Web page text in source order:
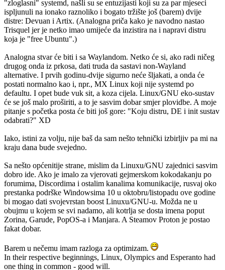
"zloglasni" systemd, našli su se entuzijasti koji su za par mjeseci
ispljunuli na ionako raznoliko i bogato tržište još (barem) dvije
distre: Devuan i Artix. (Analogna priča kako je navodno nastao
Trisquel jer je netko imao umijeće da inzistira na i napravi distru
koja je "free Ubuntu".)
Analogna stvar će biti i sa Waylandom. Netko će si, ako radi ničeg
drugog onda iz prkosa, dati truda da sastavi non-Wayland
alternative. I prvih godinu-dvije sigurno neće šljakati, a onda će
postati normalno kao i, npr., MX Linux koji nije systemd po
defaultu. I opet bude vuk sit, a koza cijela. Linux/GNU eko-sustav
će se još malo proširiti, a to je sasvim dobar smjer plovidbe. A moje
pitanje s početka posta će biti još gore: "Koju distru, DE i init sustav
odabrati?" XD
Iako, istini za volju, nije baš da sam nešto tehnički izbirljiv pa mi na
kraju dana bude svejedno.
Sa nešto općenitije strane, mislim da Linuxu/GNU zajednici sasvim
dobro ide. Ako je imalo za vjerovati gejmerskom kokodakanju po
forumima, Discordima i ostalim kanalima komunikacije, rusvaj oko
prestanka podrške Windowsima 10 u oktobru/listopadu ove godine
bi mogao dati svojevrstan boost Linuxu/GNU-u. Možda ne u
obujmu u kojem se svi nadamo, ali kotrlja se dosta imena poput
Zorina, Garude, PopOS-a i Manjara. A Steamov Proton je postao
fakat dobar.
Barem u nečemu imam razloga za optimizam.
In their respective beginnings, Linux, Olympics and Esperanto had
one thing in common - good will.